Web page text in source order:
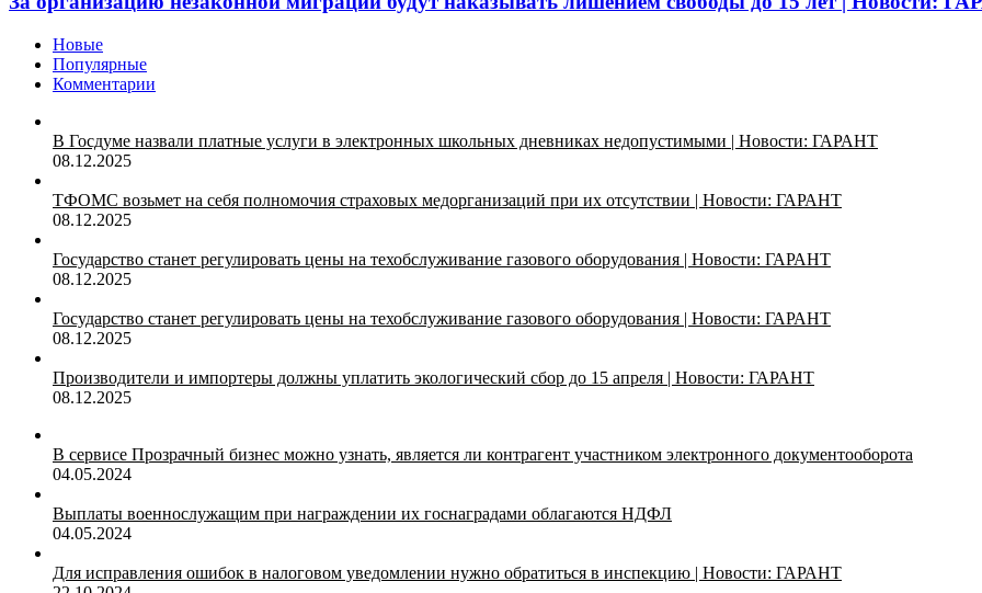
Новые
Популярные
Комментарии
В Госдуме назвали платные услуги в электронных школьных дневниках недопустимыми | Новости: ГАРАНТ
08.12.2025
ТФОМС возьмет на себя полномочия страховых медорганизаций при их отсутствии | Новости: ГАРАНТ
08.12.2025
Государство станет регулировать цены на техобслуживание газового оборудования | Новости: ГАРАНТ
08.12.2025
Государство станет регулировать цены на техобслуживание газового оборудования | Новости: ГАРАНТ
08.12.2025
Производители и импортеры должны уплатить экологический сбор до 15 апреля | Новости: ГАРАНТ
08.12.2025
В сервисе Прозрачный бизнес можно узнать, является ли контрагент участником электронного документооборота
04.05.2024
Выплаты военнослужащим при награждении их госнаградами облагаются НДФЛ
04.05.2024
Для исправления ошибок в налоговом уведомлении нужно обратиться в инспекцию | Новости: ГАРАНТ